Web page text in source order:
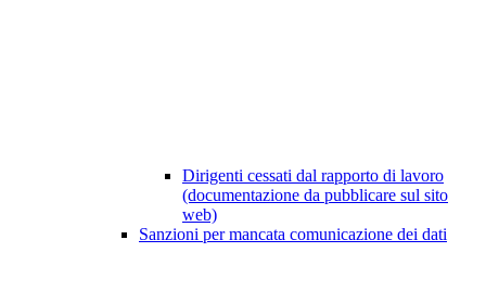
Dirigenti cessati dal rapporto di lavoro
(documentazione da pubblicare sul sito
web)
Sanzioni per mancata comunicazione dei dati